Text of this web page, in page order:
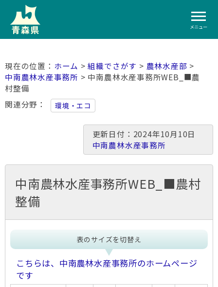
メニュー
ホーム >組織でさがす > 農林水産部 >
中南農林水産事務所 > 中南農林水産事務所WEB_■農
村整備
関連分野
環境・エコ
更新日付：2024年10月10日
中南農林水産事務所
中南農林水産事務所WEB_■農村
整備
表のサイズを切替え
こちらは、中南農林水産事務所のホームページ
です